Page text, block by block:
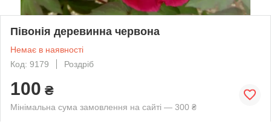
Півонія деревинна червона
Немає в наявності
Код: 9179
Роздріб
100 ₴
Мінімальна сума замовлення на сайті — 300 ₴